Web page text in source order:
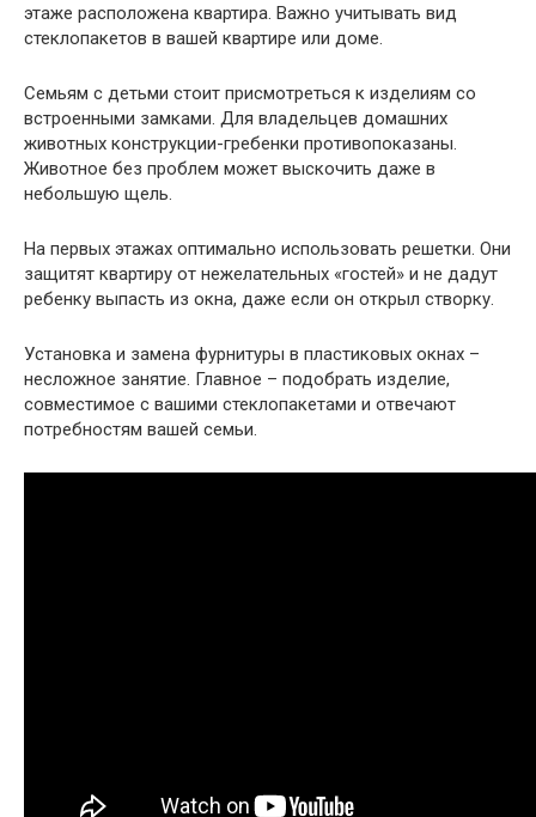
этаже расположена квартира. Важно учитывать вид
стеклопакетов в вашей квартире или доме.
Семьям с детьми стоит присмотреться к изделиям со
встроенными замками. Для владельцев домашних
животных конструкции-гребенки противопоказаны.
Животное без проблем может выскочить даже в
небольшую щель.
На первых этажах оптимально использовать решетки. Они
защитят квартиру от нежелательных «гостей» и не дадут
ребенку выпасть из окна, даже если он открыл створку.
Установка и замена фурнитуры в пластиковых окнах –
несложное занятие. Главное – подобрать изделие,
совместимое с вашими стеклопакетами и отвечают
потребностям вашей семьи.